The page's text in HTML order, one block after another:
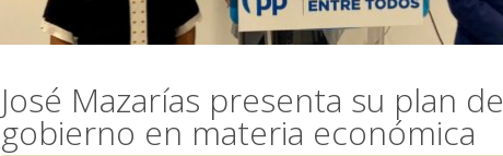
José Mazarías presenta su plan de
gobierno en materia económica